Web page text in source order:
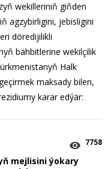
wekilleriniň giňden
agzybirligini, jebisligini
döredijilikli
bähbitlerine wekilçilik
Halk
maksady bilen,
karar edýär:
7758
mejlisini ýokary